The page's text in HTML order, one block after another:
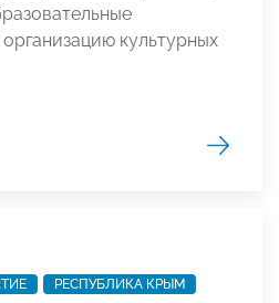
культурных
РЕСПУБЛИКА КРЫМ